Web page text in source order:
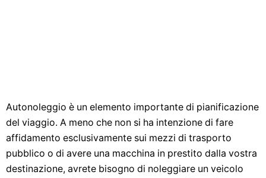
Autonoleggio è un elemento importante di pianificazione
del viaggio. A meno che non si ha intenzione di fare
affidamento esclusivamente sui mezzi di trasporto
pubblico o di avere una macchina in prestito dalla vostra
destinazione, avrete bisogno di noleggiare un veicolo